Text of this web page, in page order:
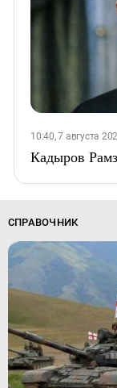
10:40, 7 августа
Кадыров
СПРАВОЧНИК